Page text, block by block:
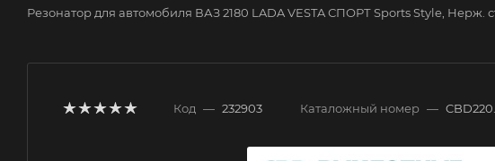
Резонатор для автомобиля ВАЗ 2180 LADA VESTA СПОРТ Sports Style, Нерж.
Код — 232903 Каталожный номер —